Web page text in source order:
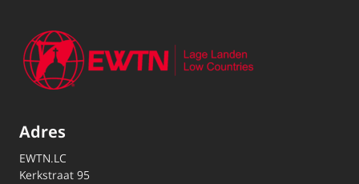
Adres
EWTN.LC
Kerkstraat 95